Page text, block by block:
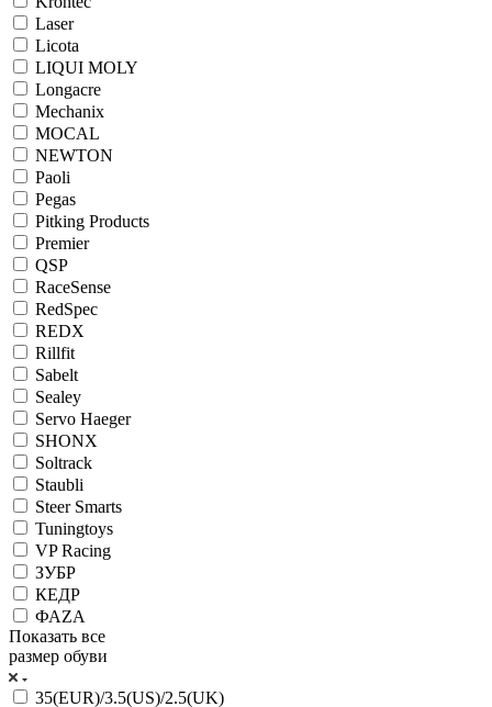
Laser
Licota
LIQUI MOLY
Longacre
Mechanix
MOCAL
NEWTON
Paoli
Pegas
Pitking Products
Premier
QSP
RaceSense
RedSpec
REDX
Rillfit
Sabelt
Sealey
Servo Haeger
SHONX
Soltrack
Staubli
Steer Smarts
Tuningtoys
VP Racing
ЗУБР
КЕДР
ФАZА
Показать все
размер обуви
35(EUR)/3.5(US)/2.5(UK)